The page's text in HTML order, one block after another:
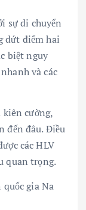
sự di chuyển
dứt điểm hai
biệt nguy
và các
cường,
đến đâu. Điều
các HLV
quan trọng.
gia Na